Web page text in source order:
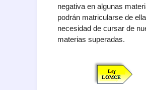
negativa en algunas
podrán matricularse de
necesidad de cursar de
materias superadas.